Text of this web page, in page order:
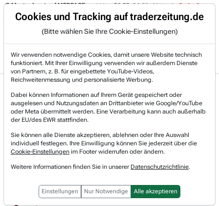
Trading-Room
auf MEDPACE. 06.08. 14:58 AMAZON (i) hat zwei Tage
Hypoport Aktie News &
Nachrichten
[WKN: 549336 | Symbol: HYQ]
Realtimekurs
+2,61 %
87,57 €
1T 3M 1J 3J 10J Alles
Cookies und Tracking auf traderzeitung.de
(Bitte wählen Sie Ihre Cookie-Einstellungen)
Wir verwenden notwendige Cookies, damit unsere Website technisch
funktioniert. Mit Ihrer Einwilligung verwenden wir außerdem Dienste
von Partnern, z. B. für eingebettete YouTube-Videos,
Reichweitenmessung und personalisierte Werbung.
Dabei können Informationen auf Ihrem Gerät gespeichert oder
ausgelesen und Nutzungsdaten an Drittanbieter wie Google/YouTube
oder Meta übermittelt werden. Eine Verarbeitung kann auch außerhalb
der EU/des EWR stattfinden.
Sie können alle Dienste akzeptieren, ablehnen oder Ihre Auswahl
individuell festlegen. Ihre Einwilligung können Sie jederzeit über die
Cookie-Einstellungen im Footer widerrufen oder ändern.
Weitere Informationen finden Sie in unserer Datenschutzrichtlinie.
Einstellungen Nur Notwendige Alle akzeptieren